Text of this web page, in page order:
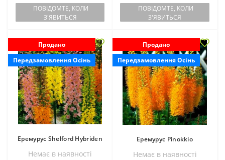
ПОВІДОМТЕ, КОЛИ
З'ЯВИТЬСЯ
ПОВІДОМТЕ, КОЛИ
З'ЯВИТЬСЯ
Продано
Передзамовлення Осінь
Еремурус Shelford Hybriden
Немає в наявностi
Продано
Передзамовлення Осінь
Еремурус Pinokkio
Немає в наявностi